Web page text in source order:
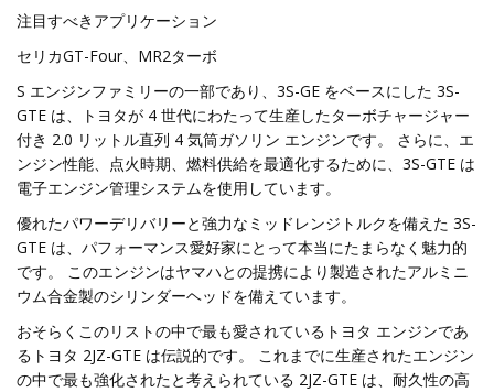
注目すべきアプリケーション
セリカGT-Four、MR2ターボ
S エンジンファミリーの一部であり、3S-GE をベースにした 3S-
GTE は、トヨタが 4 世代にわたって生産したターボチャージャー
付き 2.0 リットル直列 4 気筒ガソリン エンジンです。 さらに、エ
ンジン性能、点火時期、燃料供給を最適化するために、3S-GTE は
電子エンジン管理システムを使用しています。
優れたパワーデリバリーと強力なミッドレンジトルクを備えた 3S-
GTE は、パフォーマンス愛好家にとって本当にたまらなく魅力的
です。 このエンジンはヤマハとの提携により製造されたアルミニ
ウム合金製のシリンダーヘッドを備えています。
おそらくこのリストの中で最も愛されているトヨタ エンジンであ
るトヨタ 2JZ-GTE は伝説的です。 これまでに生産されたエンジン
の中で最も強化されたと考えられている 2JZ-GTE は、耐久性の高